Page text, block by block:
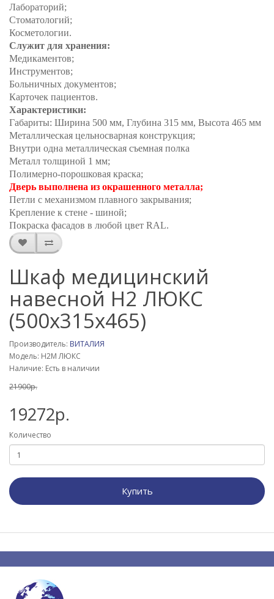
Лабораторий;
Стоматологий;
Косметологии.
Служит для хранения:
Медикаментов;
Инструментов;
Больничных документов;
Карточек пациентов.
Характеристики:
Габариты: Ширина 500 мм, Глубина 315 мм, Высота 465 мм
Металлическая цельносварная конструкция;
Внутри одна металлическая съемная полка
Металл толщиной 1 мм;
Полимерно-порошковая краска;
Дверь выполнена из окрашенного металла;
Петли с механизмом плавного закрывания;
Крепление к стене - шиной;
Покраска фасадов в любой цвет RAL.
Шкаф медицинский
навесной Н2 ЛЮКС
(500х315х465)
Производитель: ВИТАЛИЯ
Модель: Н2М ЛЮКС
Наличие: Есть в наличии
21900р.
19272р.
Количество
Купить